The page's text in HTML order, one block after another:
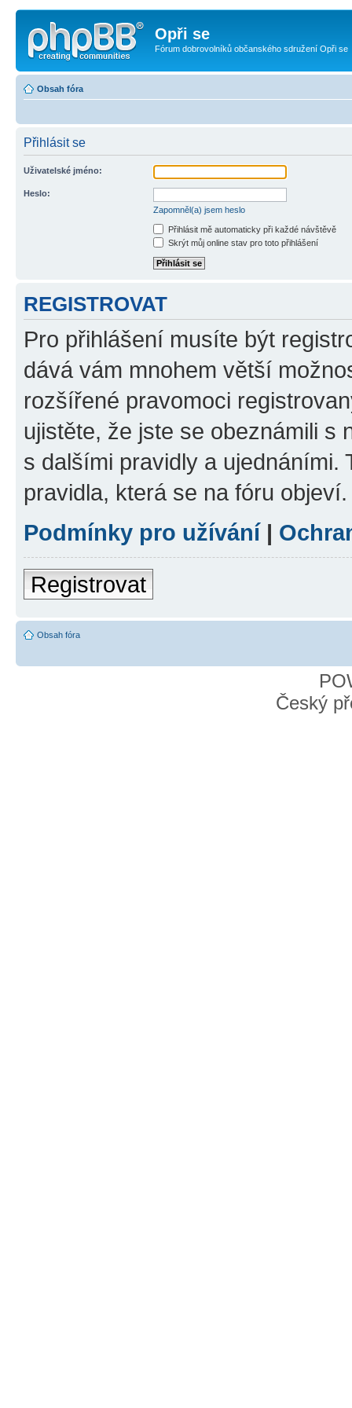
Opři se
Fórum dobrovolníků občanského sdružení Opři se
Obsah fóra
Přihlásit se
Uživatelské jméno:
Heslo:
Zapomněl(a) jsem heslo
Přihlásit mě automaticky při každé návštěvě
Skrýt můj online stav pro toto přihlášení
REGISTROVAT
Pro přihlášení musíte být
dává vám mnohem větší
rozšířené pravomoci
ujistěte, že jste se obeznámili s
s dalšími pravidly a ujednáními.
pravidla, která se na fóru objeví.
Podmínky pro užívání |
Registrovat
Obsah fóra
Český